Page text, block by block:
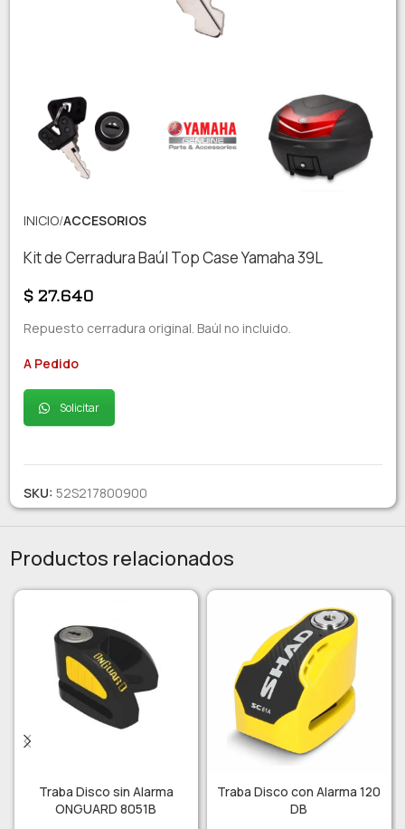
INICIO ACCESORIOS
Kit de Cerradura Baúl Top Case Yamaha 39L
$27.640
Repuesto cerradura original. Baúl no incluido.
A Pedido
Solicitar
SKU: 52S217800900
Productos relacionados
Traba Disco sin Alarma
ONGUARD 8051B
Traba Disco con Alarma 120
DB